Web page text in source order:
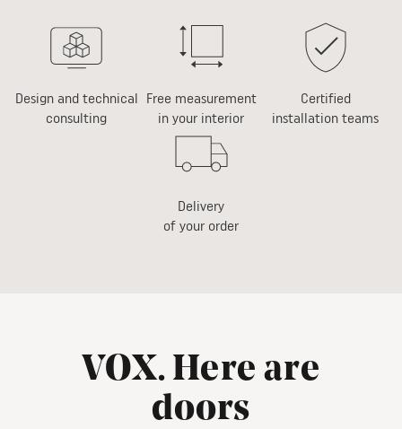
Design and technical
consulting
Free measurement
in your interior
Certified
installation teams
Delivery
of your order
VOX. Here are
doors